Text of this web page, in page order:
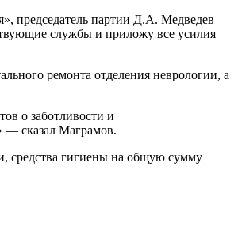
председатель партии Д.А. Медведев
службы и приложу все усилия
ремонта отделения неврологии, а
о заботливости и
— сказал Маграмов.
средства гигиены на общую сумму